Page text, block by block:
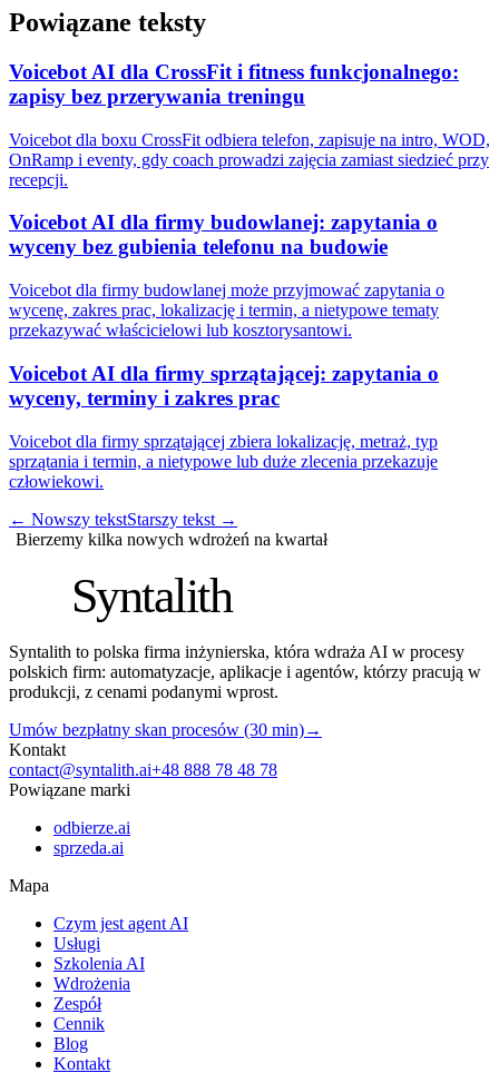
Powiązane teksty
Voicebot AI dla CrossFit i fitness funkcjonalnego:
zapisy bez przerywania treningu
Voicebot dla boxu CrossFit odbiera telefon, zapisuje na intro, WOD,
OnRamp i eventy, gdy coach prowadzi zajęcia zamiast siedzieć przy
recepcji.
Voicebot AI dla firmy budowlanej: zapytania o
wyceny bez gubienia telefonu na budowie
Voicebot dla firmy budowlanej może przyjmować zapytania o
wycenę, zakres prac, lokalizację i termin, a nietypowe tematy
przekazywać właścicielowi lub kosztorysantowi.
Voicebot AI dla firmy sprzątającej: zapytania o
wyceny, terminy i zakres prac
Voicebot dla firmy sprzątającej zbiera lokalizację, metraż, typ
sprzątania i termin, a nietypowe lub duże zlecenia przekazuje
człowiekowi.
← Nowszy tekstStarszy tekst →
Bierzemy kilka nowych wdrożeń na kwartał
Syntalith
Syntalith to polska firma inżynierska, która wdraża AI w procesy
polskich firm: automatyzacje, aplikacje i agentów, którzy pracują w
produkcji, z cenami podanymi wprost.
Umów bezpłatny skan procesów (30 min)→
Kontakt
contact@syntalith.ai+48 888 78 48 78
Powiązane marki
odbierze.ai
sprzeda.ai
Mapa
Czym jest agent AI
Usługi
Szkolenia AI
Wdrożenia
Zespół
Cennik
Blog
Kontakt